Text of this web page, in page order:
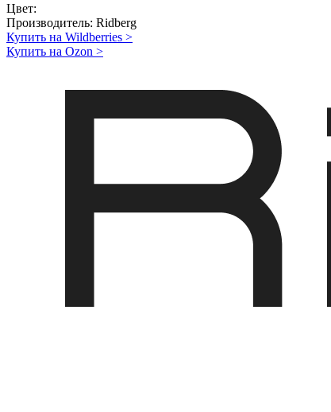
Цвет:
Производитель: Ridberg
Купить на Wildberries >
Купить на Ozon >